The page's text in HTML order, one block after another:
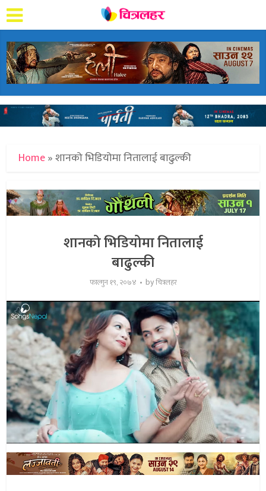
Home»शानको भिडियोमा नितालाई बाढुल्की
शानको भिडियोमा नितालाई
बाढुल्की
फाल्गुन १९, २०७४ byचित्रलहर